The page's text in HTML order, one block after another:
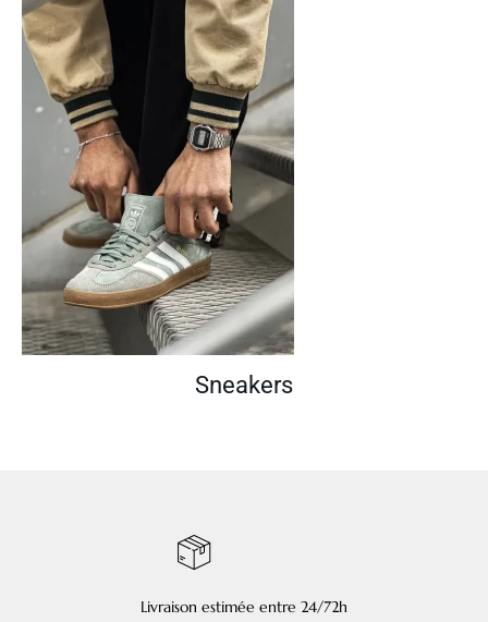
Sneakers
Livraison estimée entre 24/72h